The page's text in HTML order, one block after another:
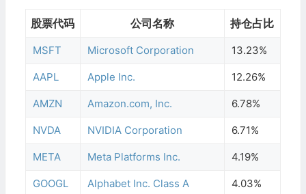
股票代码 公司名称 持仓占比
MSFT Microsoft Corporation 13.23%
AAPL Apple Inc. 12.26%
AMZN Amazon.com, Inc. 6.78%
NVDA NVIDIA Corporation 6.71%
META Meta Platforms Inc. 4.19%
GOOGL Alphabet Inc. Class A 4.03%